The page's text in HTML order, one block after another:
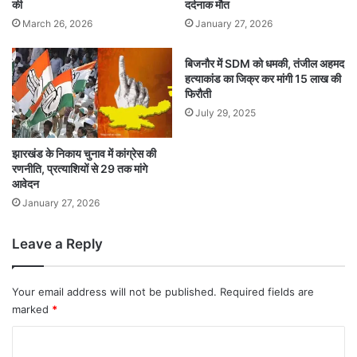
की
March 26, 2026
दर्दनाक मौत
January 27, 2026
झारखंड के निकाय चुनाव में कांग्रेस की
रणनीति, प्रत्याशियों से 29 तक मांगे
आवेदन
January 27, 2026
बिजनौर में SDM को धमकी, तंजील अहमद
हत्याकांड का जिक्र कर मांगी 15 लाख की
फिरौती
July 29, 2025
Leave a Reply
Your email address will not be published. Required fields are
marked *